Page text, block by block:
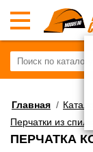
Главная / Каталог
Перчатки из
ПЕРЧАТКА